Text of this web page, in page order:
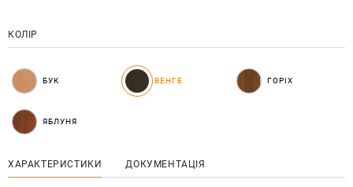
КОЛІР
БУК ВЕНГЕ ГОРІХ
ЯБЛУНЯ
ХАРАКТЕРИСТИКИ ДОКУМЕНТАЦІЯ